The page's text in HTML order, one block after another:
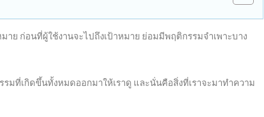
าย ก่อนที่ผู้ใช้งานจะไปถึงเป้าหมาย ย่อมมีพฤติกรรมจำเพาะบาง
รมที่เกิดขึ้นทั้งหมดออกมาให้เราดู และนั่นคือสิ่งที่เราจะมาทำความ